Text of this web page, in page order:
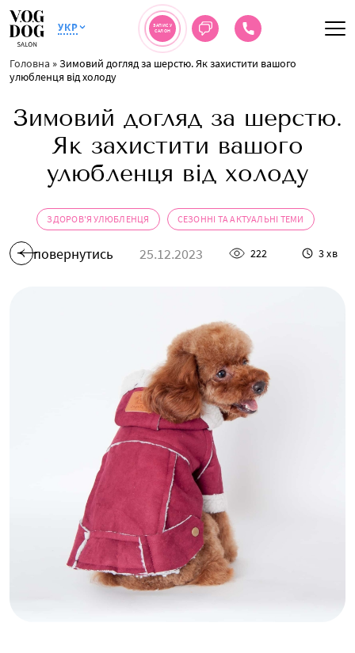
УКР
ЗАПИС У
САЛОН
Головна »Зимовий догляд за шерстю. Як захистити вашого
улюбленця від холоду
Зимовий догляд за шерстю.
Як захистити вашого
улюбленця від холоду
ЗДОРОВ'Я УЛЮБЛЕНЦЯ СЕЗОННІ ТА АКТУАЛЬНІ ТЕМИ
повернутись 25.12.2023 222 3 хв